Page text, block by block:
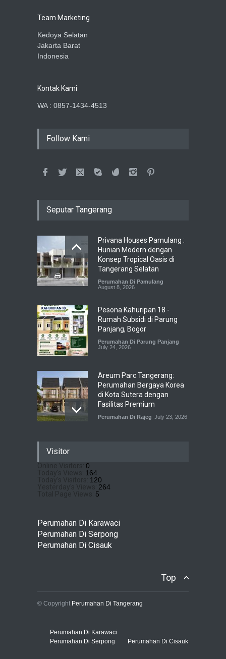
Team Marketing
Kedoya Selatan
Jakarta Barat
Indonesia
Kontak Kami
WA : 0857-1434-4513
Follow Kami
Seputar Tangerang
Privana Houses Pamulang :
Hunian Modern dengan
Konsep Tropical Oasis di
Tangerang Selatan
Perumahan Di Pamulang
August 8, 2026
Pesona Kahuripan 18 -
Rumah Subsidi di Parung
Panjang, Bogor
Perumahan Di Parung Panjang
July 24, 2026
Areum Parc Tangerang:
Perumahan Bergaya Korea
di Kota Sutera dengan
Fasilitas Premium
Perumahan Di Rajeg July 23, 2026
July 22, 2026
Pricelistnya Disini Ya!
Perumahan di Cirendeu
July 3, 2026
Visitor
0
164
120
264
5
Perumahan Di Karawaci
Perumahan Di Serpong
Perumahan Di Cisauk
Top
© Copyright Perumahan Di Tangerang
Perumahan Di Karawaci
Perumahan Di Serpong
Perumahan Di Cisauk